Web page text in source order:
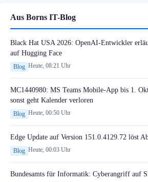
Aus Borns IT-Blog
Black Hat USA 2026: OpenAI-Entwickler
auf Hugging Face
Blog Heute, 08:21 Uhr
MC1440980: MS Teams Mobile-App bis 1.
sonst geht Kalender verloren
Blog Heute, 00:50 Uhr
Edge Update auf Version 151.0.4129.72 löst
Blog Heute, 00:03 Uhr
Bundesamts für Informatik: Cyberangriff auf